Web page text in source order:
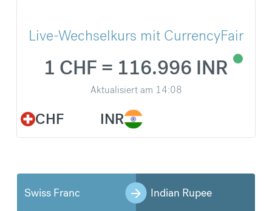
Live-Wechselkurs mit CurrencyFair
CHF
1 CHF = 116.996 INR
Aktualisiert am 14:08
INR
Swiss Franc Indian Rupee